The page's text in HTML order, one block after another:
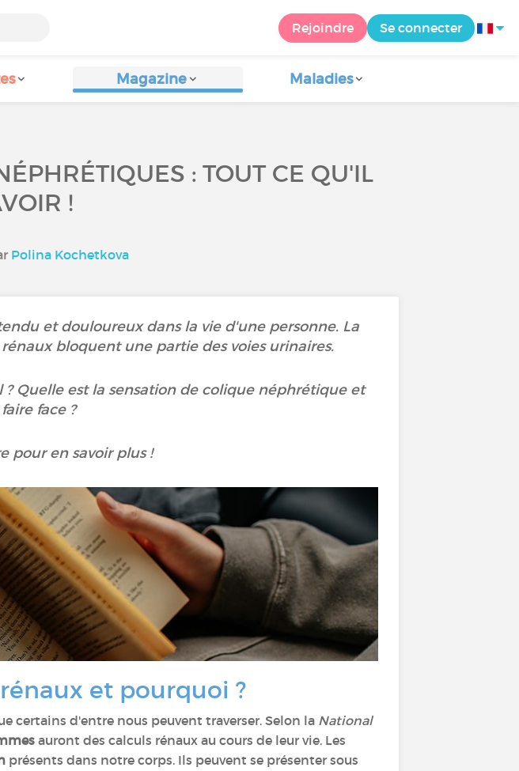
Rejoindre Se connecter
Magazine Maladies
: TOUT CE QU'IL
!
Polina Kochetkova
et douloureux dans la vie d'une personne. La
bloquent une partie des voies urinaires.
Quelle est la sensation de colique néphrétique et
face ?
pour en savoir plus !
et pourquoi ?
certains d'entre nous peuvent traverser. Selon la National
auront des calculs rénaux au cours de leur vie. Les
présents dans notre corps. Ils peuvent se présenter sous